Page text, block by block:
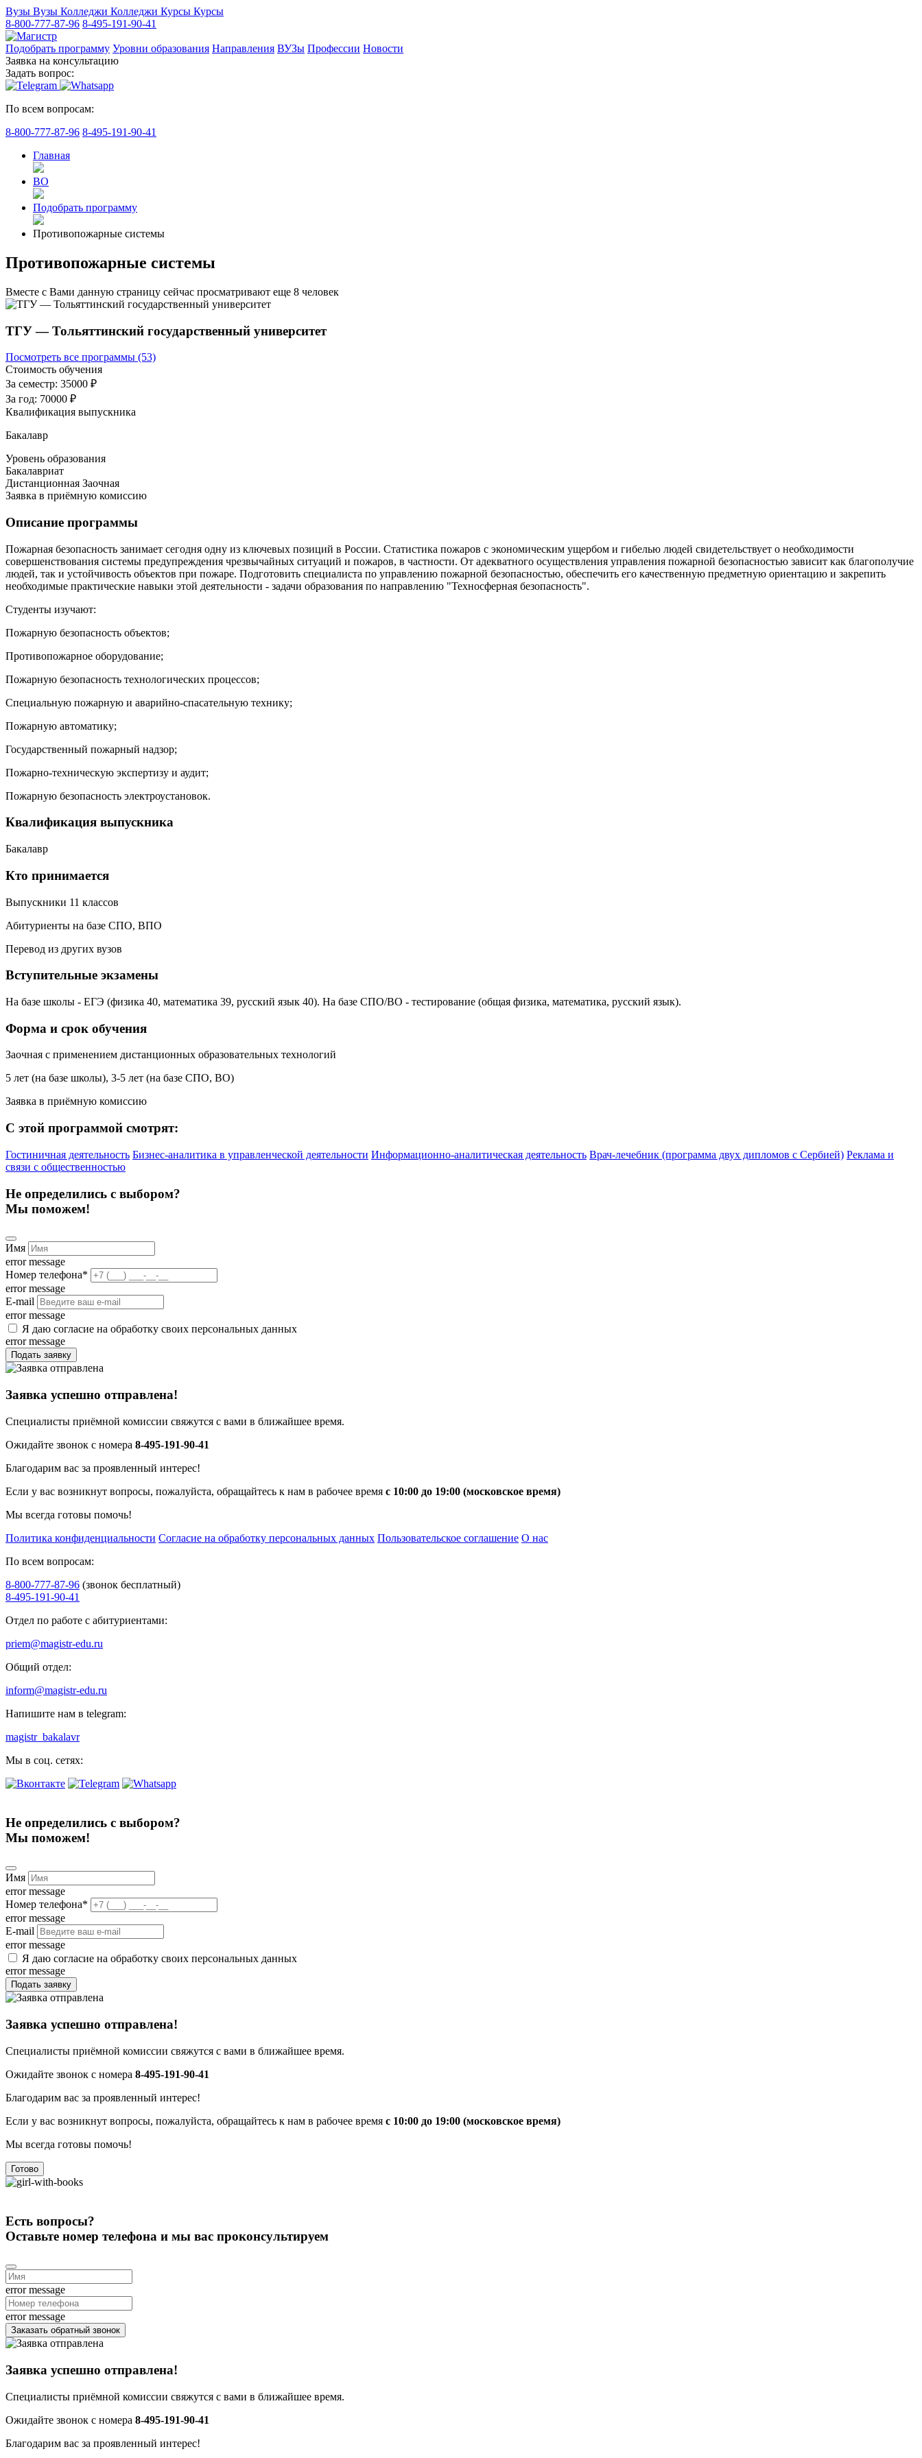
Вузы Вузы Колледжи Колледжи Курсы Курсы
8-800-777-87-96 8-495-191-90-41
Подобрать программу Уровни образования Направления ВУЗы Профессии Новости
Заявка на консультацию
Задать вопрос:
По всем вопросам:
8-800-777-87-96 8-495-191-90-41
Главная
ВО
Подобрать программу
Противопожарные системы
Противопожарные системы
Вместе с Вами данную страницу сейчас просматривают еще 8 человек
ТГУ — Тольяттинский государственный университет
Посмотреть все программы (53)
Стоимость обучения
За семестр: 35000 ₽
За год: 70000 ₽
Квалификация выпускника
Бакалавр
Уровень образования
Бакалавриат
Дистанционная Заочная
Заявка в приёмную комиссию
Описание программы
Пожарная безопасность занимает сегодня одну из ключевых позиций в России. Статистика пожаров с экономическим ущербом и гибелью людей свидетельствует о необходимости
совершенствования системы предупреждения чрезвычайных ситуаций и пожаров, в частности. От адекватного осуществления управления пожарной безопасностью зависит как благополучие
людей, так и устойчивость объектов при пожаре. Подготовить специалиста по управлению пожарной безопасностью, обеспечить его качественную предметную ориентацию и закрепить
необходимые практические навыки этой деятельности - задачи образования по направлению "Техносферная безопасность".
Студенты изучают:
Пожарную безопасность объектов;
Противопожарное оборудование;
Пожарную безопасность технологических процессов;
Специальную пожарную и аварийно-спасательную технику;
Пожарную автоматику;
Государственный пожарный надзор;
Пожарно-техническую экспертизу и аудит;
Пожарную безопасность электроустановок.
Квалификация выпускника
Бакалавр
Кто принимается
Выпускники 11 классов
Абитуриенты на базе СПО, ВПО
Перевод из других вузов
Вступительные экзамены
На базе школы - ЕГЭ (физика 40, математика 39, русский язык 40). На базе СПО/ВО - тестирование (общая физика, математика, русский язык).
Форма и срок обучения
Заочная с применением дистанционных образовательных технологий
5 лет (на базе школы), 3-5 лет (на базе СПО, ВО)
Заявка в приёмную комиссию
С этой программой смотрят:
Гостиничная деятельность Бизнес-аналитика в управленческой деятельности Информационно-аналитическая деятельность Врач-лечебник (программа двух дипломов с Сербией) Реклама и
связи с общественностью
Не определились с выбором?
Мы поможем!
Имя
error message
Номер телефона*
error message
E-mail
error message
Я даю согласие на обработку своих персональных данных
error message
Подать заявку
Заявка успешно отправлена!
Специалисты приёмной комиссии свяжутся с вами в ближайшее время.
Ожидайте звонок с номера 8-495-191-90-41
Благодарим вас за проявленный интерес!
Если у вас возникнут вопросы, пожалуйста, обращайтесь к нам в рабочее время с 10:00 до 19:00 (московское время)
Мы всегда готовы помочь!
Политика конфиденциальности Согласие на обработку персональных данных Пользовательское соглашение О нас
По всем вопросам:
8-800-777-87-96 (звонок бесплатный)
8-495-191-90-41
Отдел по работе с абитуриентами:
priem@magistr-edu.ru
Общий отдел:
inform@magistr-edu.ru
Напишите нам в telegram:
magistr_bakalavr
Мы в соц. сетях:
Не определились с выбором?
Мы поможем!
Имя
error message
Номер телефона*
error message
E-mail
error message
Я даю согласие на обработку своих персональных данных
error message
Подать заявку
Заявка успешно отправлена!
Специалисты приёмной комиссии свяжутся с вами в ближайшее время.
Ожидайте звонок с номера 8-495-191-90-41
Благодарим вас за проявленный интерес!
Если у вас возникнут вопросы, пожалуйста, обращайтесь к нам в рабочее время с 10:00 до 19:00 (московское время)
Мы всегда готовы помочь!
Готово
Есть вопросы?
Оставьте номер телефона и мы вас проконсультируем
error message
error message
Заказать обратный звонок
Заявка успешно отправлена!
Специалисты приёмной комиссии свяжутся с вами в ближайшее время.
Ожидайте звонок с номера 8-495-191-90-41
Благодарим вас за проявленный интерес!